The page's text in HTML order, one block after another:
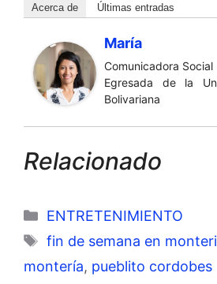
Acerca de Últimas entradas
María
Comunicadora Social
Egresada de la
Bolivariana
Relacionado
Categorías
ENTRETENIMIENTO
Etiquetas
fin de semana en
montería, pueblito cordobes